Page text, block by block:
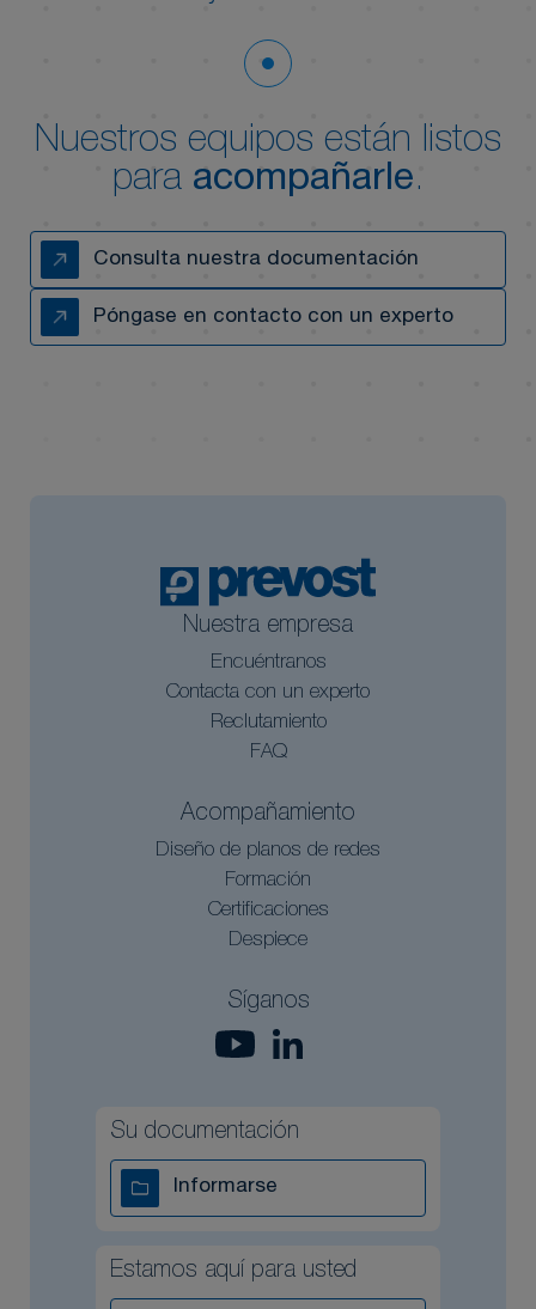
Nuestros equipos están listos
para acompañarle.
Consulta nuestra documentación
Póngase en contacto con un experto
Nuestra empresa
Encuéntranos
Contacta con un experto
Reclutamiento
FAQ
Acompañamiento
Diseño de planos de redes
Formación
Certificaciones
Despiece
Síganos
Su documentación
Informarse
Estamos aquí para usted